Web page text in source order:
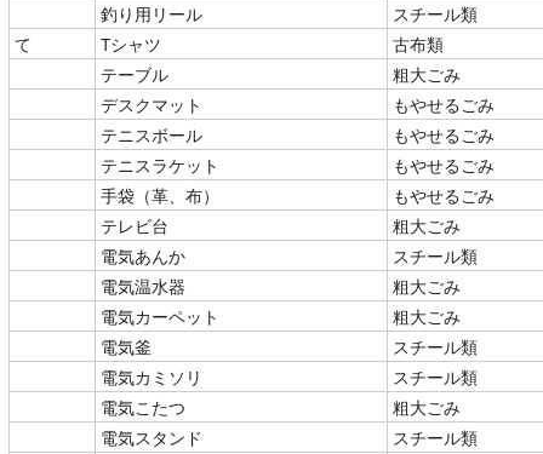
釣り用リール
スチール類
て
Tシャツ
古布類
テーブル
粗大ごみ
デスクマット
もやせるごみ
テニスボール
もやせるごみ
テニスラケット
もやせるごみ
手袋（革、布）
もやせるごみ
テレビ台
粗大ごみ
電気あんか
スチール類
電気温水器
粗大ごみ
電気カーペット
粗大ごみ
電気釜
スチール類
電気カミソリ
スチール類
電気こたつ
粗大ごみ
電気スタンド
スチール類